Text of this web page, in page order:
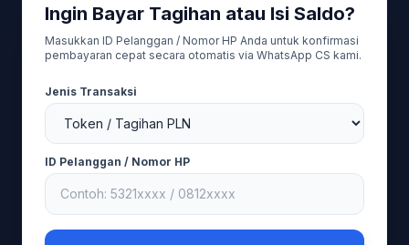
Ingin Bayar Tagihan atau Isi Saldo?
Masukkan ID Pelanggan / Nomor HP Anda untuk konfirmasi
pembayaran cepat secara otomatis via WhatsApp CS kami.
Jenis Transaksi
ID Pelanggan / Nomor HP